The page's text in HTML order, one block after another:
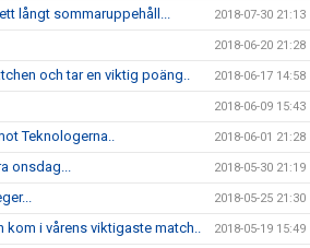
långt sommaruppehåll... 2018-07-30 21:13
2018-06-20 21:28
och tar en viktig poäng.. 2018-06-17 14:58
2018-06-09 15:43
Teknologerna.. 2018-06-01 21:28
onsdag... 2018-05-30 21:19
2018-05-25 21:30
i vårens viktigaste match.. 2018-05-19 15:49